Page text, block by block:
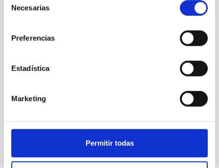
Necesarias
Preferencias
Estadística
Marketing
Permitir todas
GONG
Global Oscillations Network Group